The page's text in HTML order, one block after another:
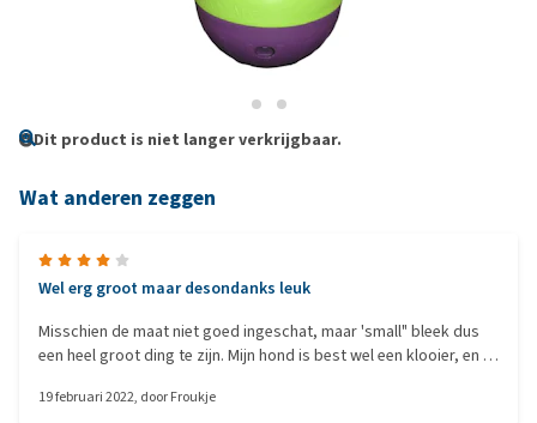
Dit product is niet langer verkrijgbaar.
Wat anderen zeggen
Wel erg groot maar desondanks leuk
Misschien de maat niet goed ingeschat, maar 'small" bleek dus
een heel groot ding te zijn. Mijn hond is best wel een klooier, en hij
en vond 'm dus ondanks dat hij wat groot voor hem is, heel leuk.
19 februari 2022, doorFroukje